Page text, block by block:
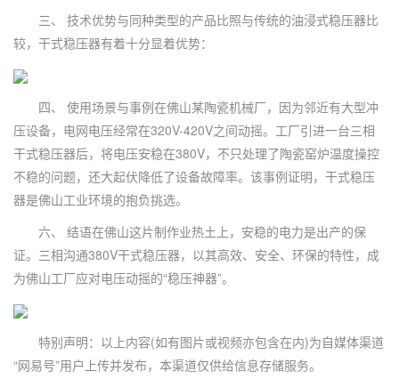
三、 技术优势与同种类型的产品比照与传统的油浸式稳压器比
较，干式稳压器有着十分显着优势：
四、 使用场景与事例在佛山某陶瓷机械厂，因为邻近有大型冲
压设备，电网电压经常在320V-420V之间动摇。工厂引进一台三相
干式稳压器后，将电压安稳在380V，不只处理了陶瓷窑炉温度操控
不稳的问题，还大起伏降低了设备故障率。该事例证明，干式稳压
器是佛山工业环境的抱负挑选。
六、 结语在佛山这片制作业热土上，安稳的电力是出产的保
证。三相沟通380V干式稳压器，以其高效、安全、环保的特性，成
为佛山工厂应对电压动摇的“稳压神器”。
特别声明：以上内容(如有图片或视频亦包含在内)为自媒体渠道
“网易号”用户上传并发布，本渠道仅供给信息存储服务。